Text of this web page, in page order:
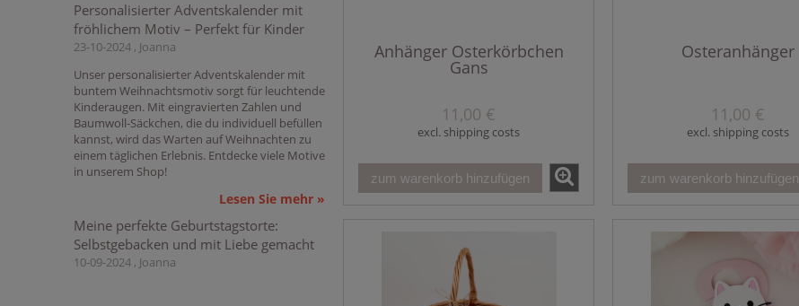
Personalisierter Adventskalender mit
fröhlichem Motiv – Perfekt für Kinder
23-10-2024 , Joanna
Unser personalisierter Adventskalender mit
buntem Weihnachtsmotiv sorgt für leuchtende
Kinderaugen. Mit eingravierten Zahlen und
Baumwoll-Säckchen, die du individuell befüllen
kannst, wird das Warten auf Weihnachten zu
einem täglichen Erlebnis. Entdecke viele Motive
in unserem Shop!
Lesen Sie mehr »
Meine perfekte Geburtstagstorte:
Selbstgebacken und mit Liebe gemacht
10-09-2024 , Joanna
Anhänger Osterkörbchen
Gans
11,00 €
excl. shipping costs
zum warenkorb hinzufügen
Osteranhänger
11,00 €
excl. shipping costs
zum warenkorb hinzufügen